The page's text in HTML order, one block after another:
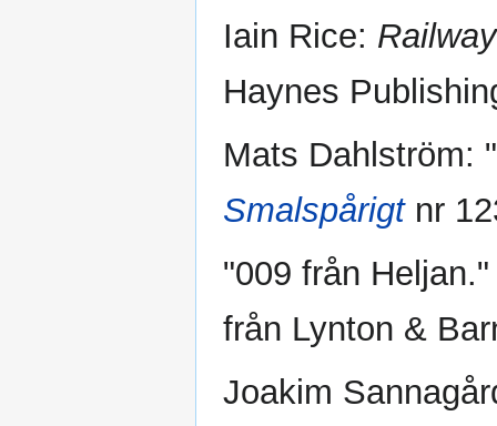
Iain Rice:
Haynes
Mats Dahlström:
Smalspårigtnr
"009 från
från Lynton &
Joakim